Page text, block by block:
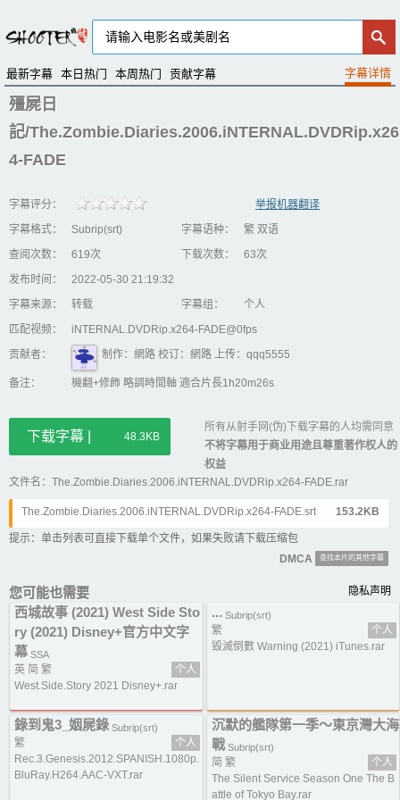
最新字幕 本日热门 本周热门 贡献字幕
殭屍日
記/The.Zombie.Diaries.2006.iNTERNAL.DVDRip.x26
4-FADE
字幕评分：
举报机器翻译
字幕格式：
Subrip(srt) 字幕语种：
繁 双语
查阅次数：
619次 下载次数：
63次
发布时间：
2022-05-30 21:19:32
字幕来源：
转载 字幕组：
个人
匹配视频：
iNTERNAL.DVDRip.x264-FADE@0fps
贡献者：
制作：網路 校订：網路 上传：qqq5555
备注： 機翻+修飾 略調時間軸 適合片長1h20m26s
下载字幕 | 48.3KB
所有从射手网(伪)下载字幕的人均需同意
不将字幕用于商业用途且尊重著作权人的
权益
文件名：The.Zombie.Diaries.2006.iNTERNAL.DVDRip.x264-FADE.rar
The.Zombie.Diaries.2006.iNTERNAL.DVDRip.x264-FADE.srt 153.2KB
提示：单击列表可直接下载单个文件，如果失败请下载压缩包
DMCA
查找本片的其他字幕
您可能也需要 隐私声明
西城故事 (2021) West Side Sto
ry (2021) Disney+官方中文字
幕 SSA
英 简 繁
个人
West.Side.Story 2021 Disney+.rar
... Subrip(srt)
繁
个人
毀滅倒數 Warning (2021) iTunes.rar
錄到鬼3_姻屍錄 Subrip(srt)
繁
个人
Rec.3.Genesis.2012.SPANISH.1080p.
BluRay.H264.AAC-VXT.rar
沉默的艦隊第一季～東京灣大海
戰 Subrip(srt)
简 繁
个人
The Silent Service Season One The B
attle of Tokyo Bay.rar